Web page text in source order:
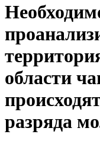
области
разряда